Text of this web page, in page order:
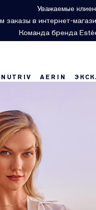
Уважаемые
в интернет-
Команда бренда
AERIN